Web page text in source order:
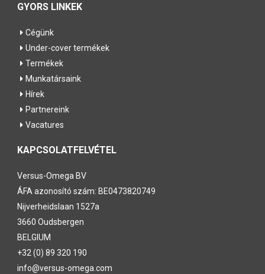
GYORS LINKEK
Cégünk
Under-cover termékek
Termékek
Munkatársaink
Hírek
Partnereink
Vacatures
KAPCSOLATFELVÉTEL
Versus-Omega BV
ÁFA azonosító szám: BE0473820749
Nijverheidslaan 1527a
3660 Oudsbergen
BELGIUM
+32 (0) 89 320 190
info@versus-omega.com